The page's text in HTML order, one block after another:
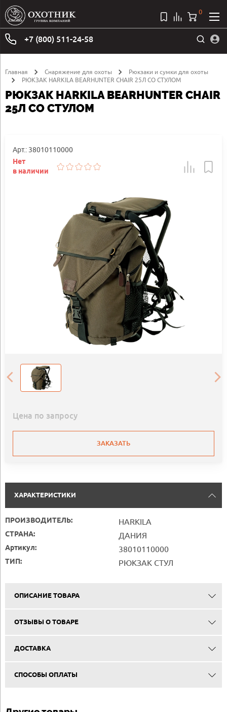
+7 (800) 511-24-58
0
Главная Снаряжение для охоты
Рюкзаки и сумки для охоты
РЮКЗАК HARKILA BEARHUNTER CHAIR 25Л СО СТУЛОМ
РЮКЗАК HARKILA BEARHUNTER CHAIR
25Л СО СТУЛОМ
Арт.: 38010110000
Нет
в наличии
Цена по запросу
ЗАКАЗАТЬ
ХАРАКТЕРИСТИКИ
ПРОИЗВОДИТЕЛЬ: HARKILA
СТРАНА: ДАНИЯ
Артикул: 38010110000
ТИП: РЮКЗАК СТУЛ
ОПИСАНИЕ ТОВАРА
ОТЗЫВЫ О ТОВАРЕ
ДОСТАВКА
СПОСОБЫ ОПЛАТЫ